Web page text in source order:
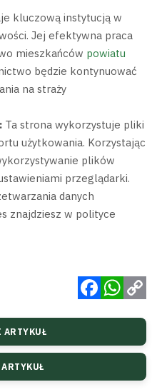
kluczową instytucją w
Jej efektywna praca
mieszkańców powiatu
będzie kontynuować
na straży
Ta strona wykorzystuje pliki
użytkowania. Korzystając
plików
przeglądarki.
danych
znajdziesz w polityce
ARTYKUŁ